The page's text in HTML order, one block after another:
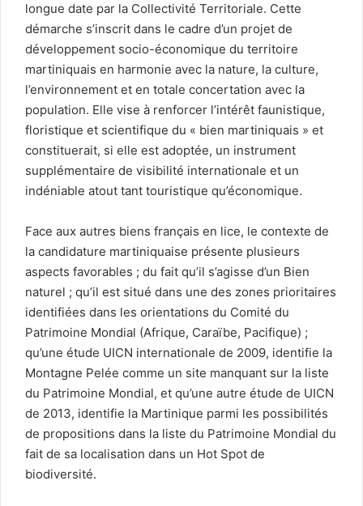
longue date par la Collectivité Territoriale. Cette
démarche s’inscrit dans le cadre d’un projet de
développement socio-économique du territoire
martiniquais en harmonie avec la nature, la culture,
l’environnement et en totale concertation avec la
population. Elle vise à renforcer l’intérêt faunistique,
floristique et scientifique du « bien martiniquais » et
constituerait, si elle est adoptée, un instrument
supplémentaire de visibilité internationale et un
indéniable atout tant touristique qu’économique.
Face aux autres biens français en lice, le contexte de
la candidature martiniquaise présente plusieurs
aspects favorables ; du fait qu’il s’agisse d’un Bien
naturel ; qu’il est situé dans une des zones prioritaires
identifiées dans les orientations du Comité du
Patrimoine Mondial (Afrique, Caraïbe, Pacifique) ;
qu’une étude UICN internationale de 2009, identifie la
Montagne Pelée comme un site manquant sur la liste
du Patrimoine Mondial, et qu’une autre étude de UICN
de 2013, identifie la Martinique parmi les possibilités
de propositions dans la liste du Patrimoine Mondial du
fait de sa localisation dans un Hot Spot de
biodiversité.